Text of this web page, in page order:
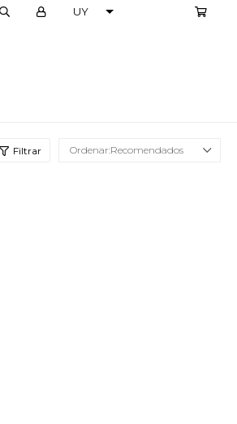
Recomendados